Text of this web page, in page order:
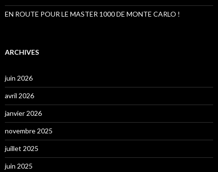
EN ROUTE POUR LE MASTER 1000 DE MONTE CARLO !
ARCHIVES
juin 2026
avril 2026
janvier 2026
novembre 2025
juillet 2025
juin 2025